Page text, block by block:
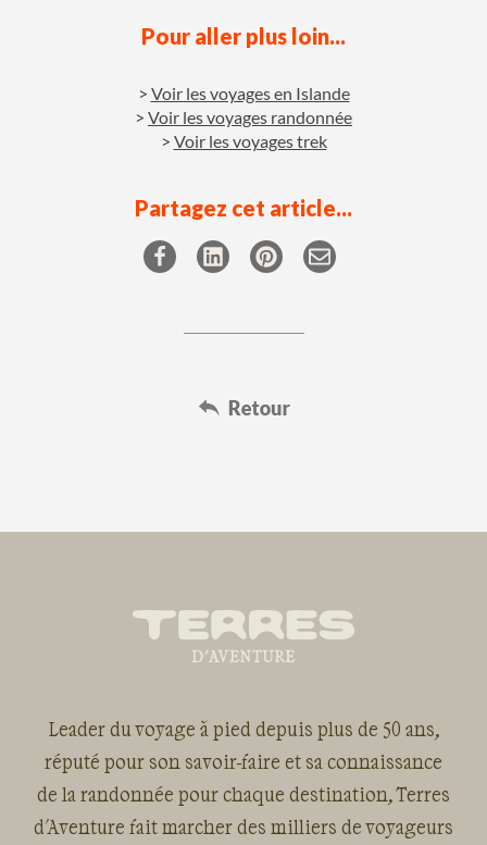
Pour aller plus loin...
Voir les voyages en Islande
Voir les voyages randonnée
Voir les voyages trek
Partagez cet article...
Leader du voyage à pied depuis plus de 50 ans,
réputé pour son savoir-faire et sa connaissance
de la randonnée pour chaque destination, Terres
d'Aventure fait marcher des milliers de voyageurs